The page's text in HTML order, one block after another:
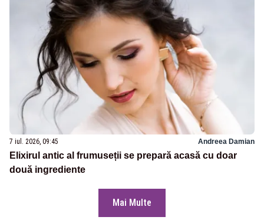
7 iul. 2026, 09:45 Andreea Damian
Elixirul antic al frumuseții se prepară acasă cu doar
două ingrediente
Mai Multe